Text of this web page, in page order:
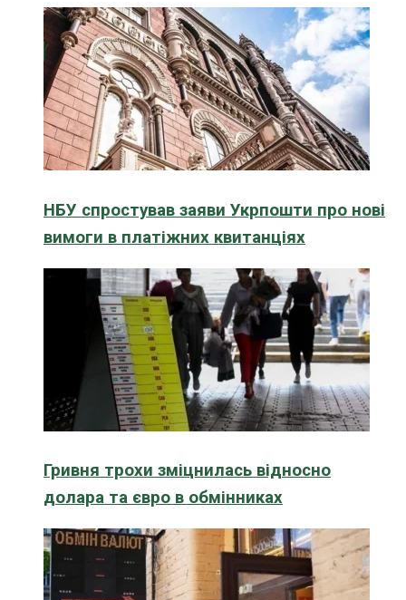
НБУ спростував заяви Укрпошти про нові
вимоги в платіжних квитанціях
Гривня трохи зміцнилась відносно
долара та євро в обмінниках